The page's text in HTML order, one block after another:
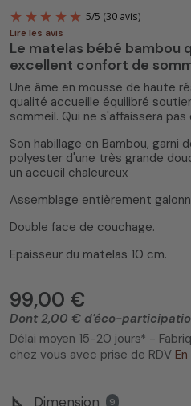
5/5(30 avis)
Lire les avis
Le matelas bébé bambou
excellent confort de
Une âme en mousse de haute
qualité accueille équilibré
sommeil. Qui ne s'affaissera
Son habillage en Bambou,
polyester d'une très grande
un accueil chaleureux
Assemblage entièrement
Double face de couchage.
Epaisseur du matelas 10 cm.
99,00 €
Dont 2,00 € d'éco-
Délai moyen 15-20 jours* -
chez vous avec prise de RDV
square_foot Dimension 9